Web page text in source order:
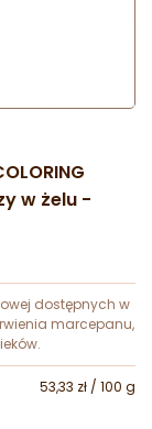
w żelu -
dostępnych w
marcepanu,
53,33 zł / 100 g